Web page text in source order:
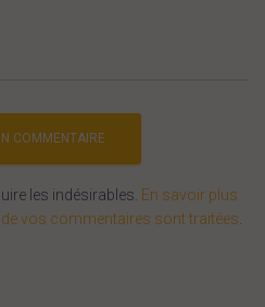
les indésirables. En savoir plus
vos commentaires sont traitées